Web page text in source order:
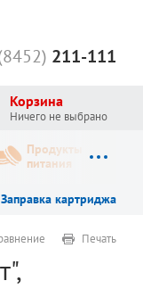
211-111
Корзина
Ничего не выбрано
Продукты
питания
Заправка картриджа
Печать